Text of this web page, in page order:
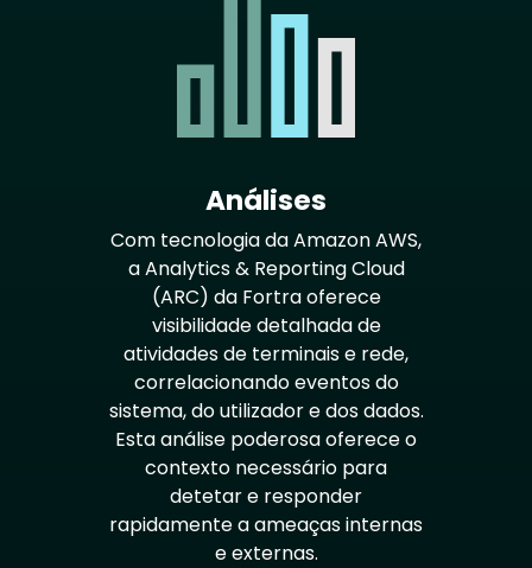
Análises
Com tecnologia da Amazon AWS,
a Analytics & Reporting Cloud
(ARC) da Fortra oferece
visibilidade detalhada de
atividades de terminais e rede,
correlacionando eventos do
sistema, do utilizador e dos dados.
Esta análise poderosa oferece o
contexto necessário para
detetar e responder
rapidamente a ameaças internas
e externas.